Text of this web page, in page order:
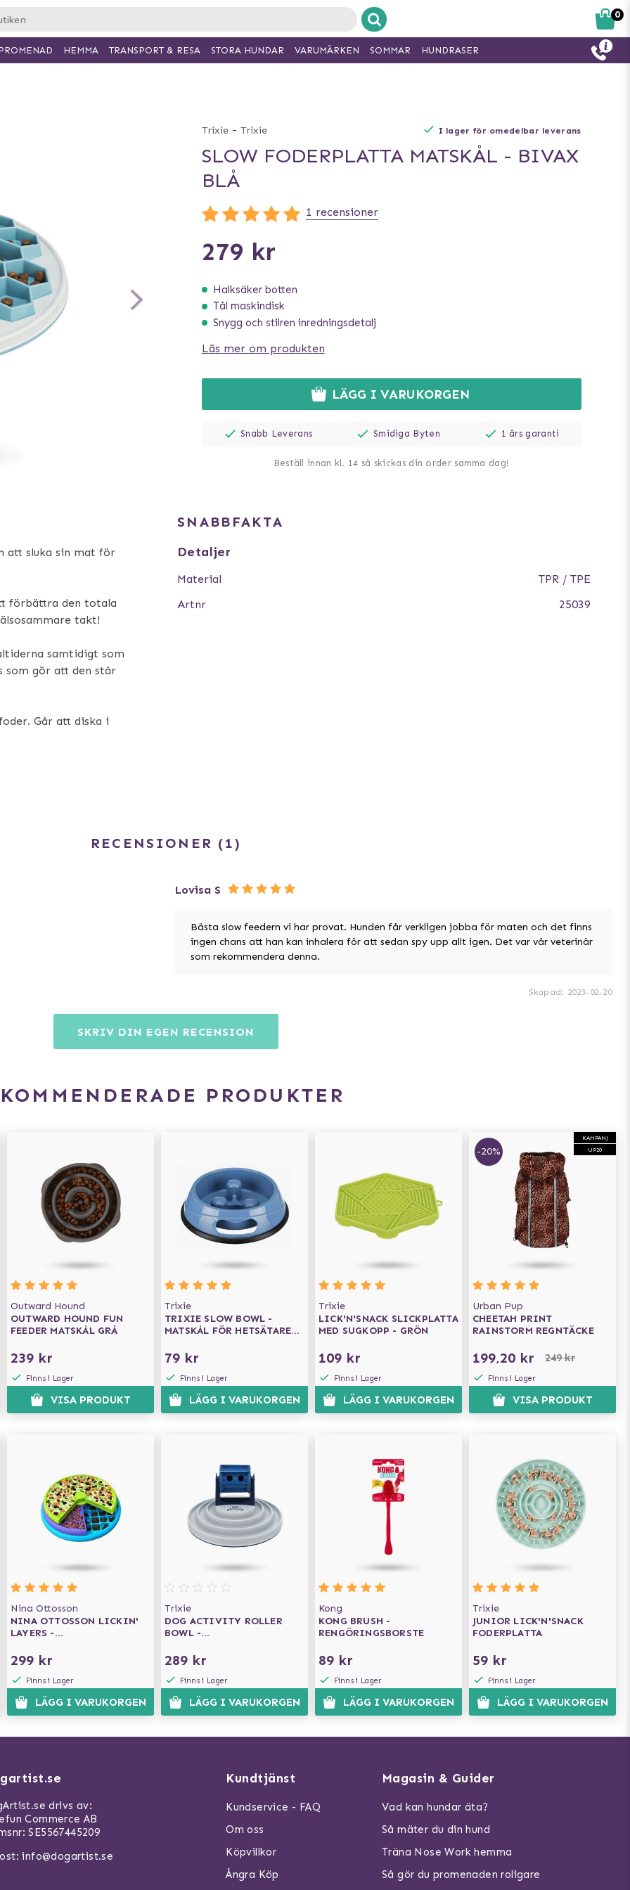
Trixie - Trixie I lager för omedelbar leverans
SLOW FODERPLATTA MATSKÅL - BIVAX
BLÅ
1 recensioner
279 kr
Halksäker botten
Tål maskindisk
Snygg och stilren inredningsdetalj
Läs mer om produkten
LÄGG I VARUKORGEN
Snabb Leverans Smidiga Byten 1 års garanti
Beställ innan kl. 14 så skickas din order samma dag!
att sluka sin mat för
förbättra den totala
takt!
samtidigt som
som gör att den står
Går att diska i
SNABBFAKTA
Detaljer
Material
TPR / TPE
Artnr
25039
RECENSIONER 1
Lovisa S
Bästa slow feedern vi har provat. Hunden får verkligen jobba för maten och det finns
ingen chans att han kan inhalera för att sedan spy upp allt igen. Det var vår veterinär
som rekommendera denna.
Skapad: 2023-02-20
SKRIV DIN EGEN RECENSION
PRODUKTER
Outward Hound
OUTWARD HOUND FUN
FEEDER MATSKÅL GRÅ
239 kr
Finns i Lager
VISA PRODUKT
Trixie
TRIXIE SLOW BOWL -
MATSKÅL FÖR HETSÄTARE
79 kr
Finns i Lager
LÄGG I VARUKORGEN
Trixie
LICK'N'SNACK SLICKPLATTA
MED SUGKOPP - GRÖN
109 kr
Finns i Lager
LÄGG I VARUKORGEN
KAMPANJ
UP20
-20%
Urban Pup
CHEETAH PRINT
RAINSTORM REGNTÄCKE
199,20 kr 249 kr
Finns i Lager
VISA PRODUKT
Nina Ottosson
NINA OTTOSSON LICKIN'
LAYERS -
MATSKÅL I 1
299 kr
Finns i Lager
LÄGG I VARUKORGEN
Trixie
DOG ACTIVITY ROLLER
BOWL -
289 kr
Finns i Lager
LÄGG I VARUKORGEN
Kong
KONG BRUSH -
RENGÖRINGSBORSTE
89 kr
Finns i Lager
LÄGG I VARUKORGEN
Trixie
JUNIOR LICK'N'SNACK
FODERPLATTA
59 kr
Finns i Lager
LÄGG I VARUKORGEN
0
HEMMA TRANSPORT & RESA STORA HUNDAR VARUMÄRKEN SOMMAR HUNDRASER
drivs av:
Commerce AB
SE5567445209
info@dogartist.se
Kundtjänst
Kundservice - FAQ
Om oss
Köpvillkor
Ångra Köp
Magasin & Guider
Vad kan hundar äta?
Så mäter du din hund
Träna Nose Work hemma
Så gör du promenaden roligare